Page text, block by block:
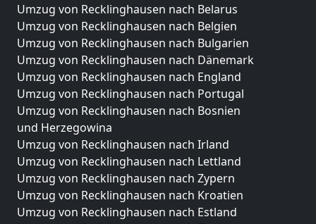
Umzug von Recklinghausen nach Belarus
Umzug von Recklinghausen nach Belgien
Umzug von Recklinghausen nach Bulgarien
Umzug von Recklinghausen nach Dänemark
Umzug von Recklinghausen nach England
Umzug von Recklinghausen nach Portugal
Umzug von Recklinghausen nach Bosnien
und Herzegowina
Umzug von Recklinghausen nach Irland
Umzug von Recklinghausen nach Lettland
Umzug von Recklinghausen nach Zypern
Umzug von Recklinghausen nach Kroatien
Umzug von Recklinghausen nach Estland